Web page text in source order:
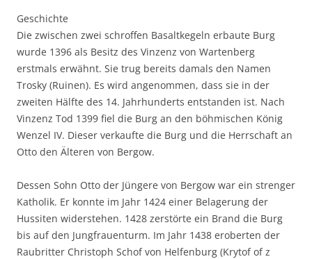
Geschichte
Die zwischen zwei schroffen Basaltkegeln erbaute Burg
wurde 1396 als Besitz des Vinzenz von Wartenberg
erstmals erwähnt. Sie trug bereits damals den Namen
Trosky (Ruinen). Es wird angenommen, dass sie in der
zweiten Hälfte des 14. Jahrhunderts entstanden ist. Nach
Vinzenz Tod 1399 fiel die Burg an den böhmischen König
Wenzel IV. Dieser verkaufte die Burg und die Herrschaft an
Otto den Älteren von Bergow.
Dessen Sohn Otto der Jüngere von Bergow war ein strenger
Katholik. Er konnte im Jahr 1424 einer Belagerung der
Hussiten widerstehen. 1428 zerstörte ein Brand die Burg
bis auf den Jungfrauenturm. Im Jahr 1438 eroberten der
Raubritter Christoph Schof von Helfenburg (Krytof of z